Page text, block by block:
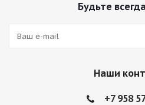
Будьте
Наши
+7 958